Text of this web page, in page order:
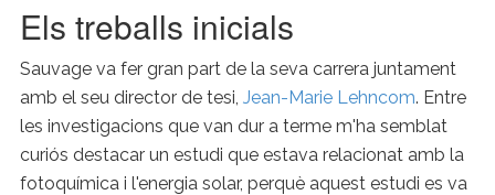
Els treballs inicials
Sauvage va fer gran part de la seva carrera juntament
amb el seu director de tesi, Jean-Marie Lehncom. Entre
les investigacions que van dur a terme m'ha semblat
curiós destacar un estudi que estava relacionat amb la
fotoquímica i l'energia solar, perquè aquest estudi es va